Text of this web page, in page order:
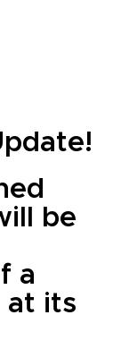
be
a
at its